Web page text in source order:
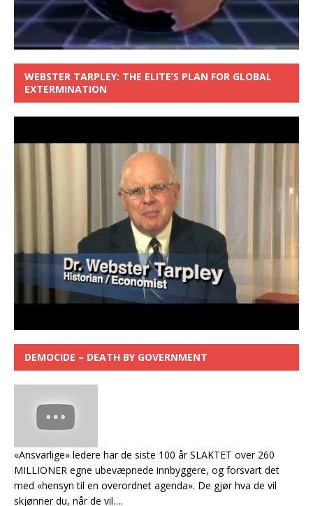
WEBSTER TARPLEY: THE ELITE’S PLAN FOR GLOBAL
EXTERMINATION
DEMOCIDE – DEATH BY GOVERNMENT
«Ansvarlige» ledere har de siste 100 år SLAKTET over 260
MILLIONER egne ubevæpnede innbyggere, og forsvart det
med «hensyn til en overordnet agenda». De gjør hva de vil
skjønner du, når de vil….